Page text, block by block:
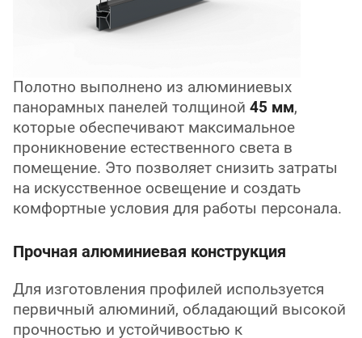
Полотно выполнено из алюминиевых
панорамных панелей толщиной 45 мм,
которые обеспечивают максимальное
проникновение естественного света в
помещение. Это позволяет снизить затраты
на искусственное освещение и создать
комфортные условия для работы персонала.
Прочная алюминиевая конструкция
Для изготовления профилей используется
первичный алюминий, обладающий высокой
прочностью и устойчивостью к